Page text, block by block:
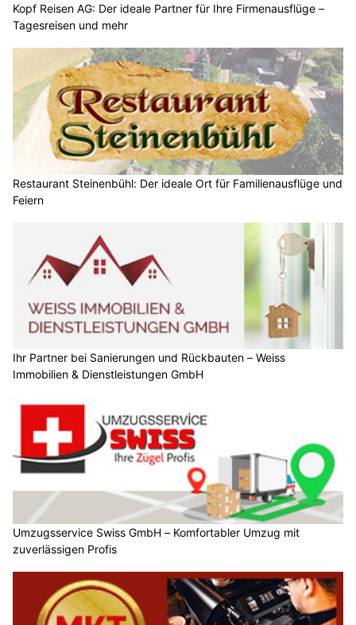
Kopf Reisen AG: Der ideale Partner für Ihre Firmenausflüge –
Tagesreisen und mehr
Restaurant Steinenbühl: Der ideale Ort für Familienausflüge und
Feiern
Ihr Partner bei Sanierungen und Rückbauten – Weiss
Immobilien & Dienstleistungen GmbH
Umzugsservice Swiss GmbH – Komfortabler Umzug mit
zuverlässigen Profis